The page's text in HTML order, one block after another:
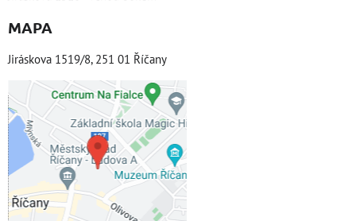
MAPA
Jiráskova 1519/8, 251 01 Říčany
Externí obsah je
blokován Volbami
soukromí
Přejete si načíst externí
obsah?